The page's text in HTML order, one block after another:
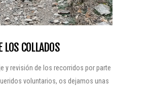
LOS COLLADOS
y revisión de los recorridos por parte
voluntarios, os dejamos unas